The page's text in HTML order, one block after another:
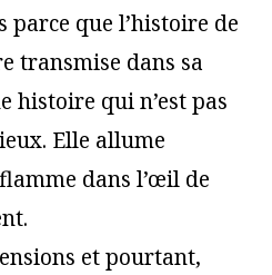
parce que l’histoire de
transmise dans sa
histoire qui n’est pas
Elle allume
dans l’œil de
et pourtant,